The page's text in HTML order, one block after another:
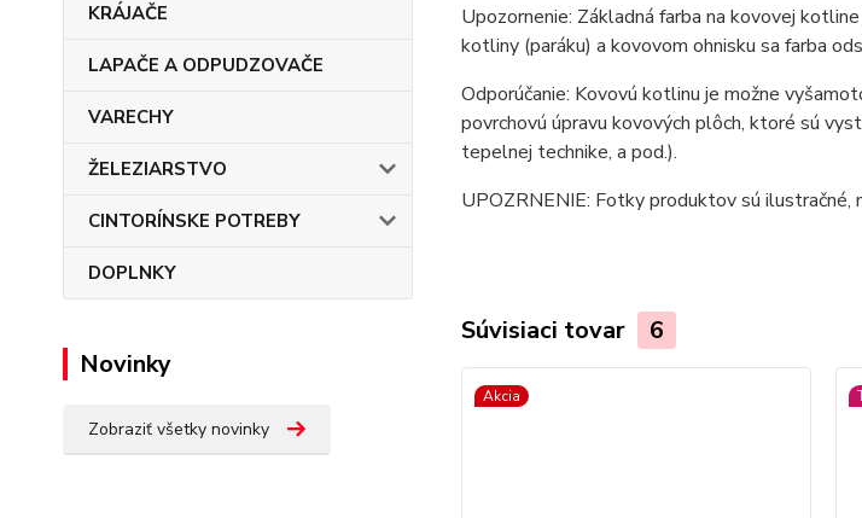
KRÁJAČE
LAPAČE A ODPUDZOVAČE
VARECHY
ŽELEZIARSTVO
CINTORÍNSKE POTREBY
DOPLNKY
Novinky
Zobraziť všetky novinky
Upozornenie: Základná farba na kovovej
kotliny (paráku) a kovovom ohnisku sa farba
Odporúčanie: Kovovú kotlinu je možne
povrchovú úpravu kovových plôch, ktoré sú
tepelnej technike, a pod.).
UPOZRNENIE: Fotky produktov sú ilustračné,
Súvisiaci tovar 6
Akcia